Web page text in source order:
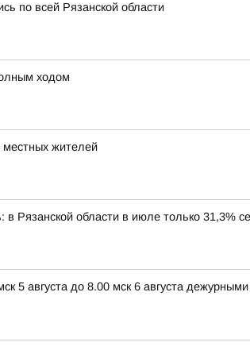
по всей Рязанской области
ходом
местных жителей
Рязанской области в июле только 31,3%
5 августа до 8.00 мск 6 августа